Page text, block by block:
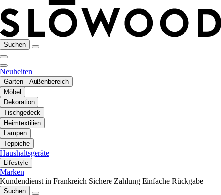
Suchen
Neuheiten
Garten - Außenbereich
Möbel
Dekoration
Tischgedeck
Heimtextilien
Lampen
Teppiche
Haushaltsgeräte
Lifestyle
Marken
Kundendienst in Frankreich Sichere Zahlung Einfache Rückgabe
Suchen